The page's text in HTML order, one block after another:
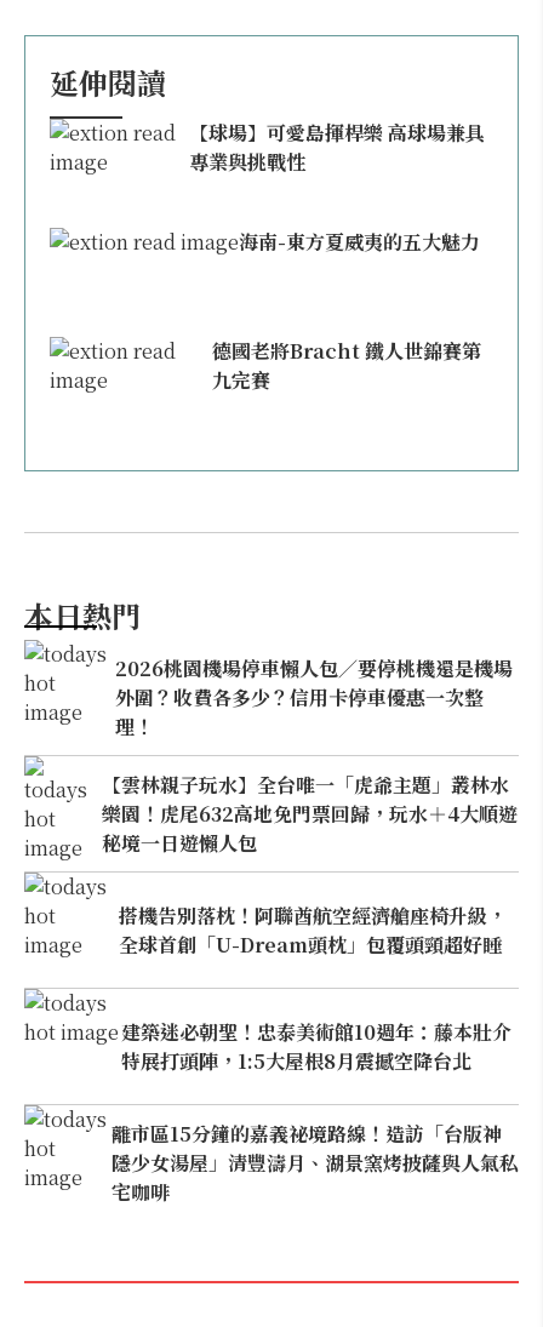
延伸閱讀
【球場】可愛島揮桿樂 高球場兼具
專業與挑戰性
海南-東方夏威夷的五大魅力
德國老將Bracht 鐵人世錦賽第
九完賽
本日熱門
2026桃園機場停車懶人包／要停桃機還是機場
外圍？收費各多少？信用卡停車優惠一次整
理！
【雲林親子玩水】全台唯一「虎爺主題」叢林水
樂園！虎尾632高地免門票回歸，玩水＋4大順遊
秘境一日遊懶人包
搭機告別落枕！阿聯酋航空經濟艙座椅升級，
全球首創「U-Dream頭枕」包覆頭頸超好睡
建築迷必朝聖！忠泰美術館10週年：藤本壯介
特展打頭陣，1:5大屋根8月震撼空降台北
離市區15分鐘的嘉義祕境路線！造訪「台版神
隱少女湯屋」清豐濤月、湖景窯烤披薩與人氣私
宅咖啡